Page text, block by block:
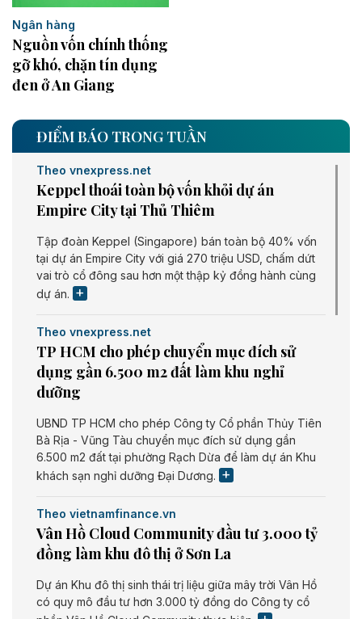
Ngân hàng
Nguồn vốn chính thống
gỡ khó, chặn tín dụng
đen ở An Giang
ĐIỂM BÁO TRONG TUẦN
Theo vnexpress.net
Keppel thoái toàn bộ vốn khỏi dự án
Empire City tại Thủ Thiêm
Tập đoàn Keppel (Singapore) bán toàn bộ 40% vốn
tại dự án Empire City với giá 270 triệu USD, chấm dứt
vai trò cổ đông sau hơn một thập kỷ đồng hành cùng
dự án.
Theo vnexpress.net
TP HCM cho phép chuyển mục đích sử
dụng gần 6.500 m2 đất làm khu nghỉ
dưỡng
UBND TP HCM cho phép Công ty Cổ phần Thủy Tiên
Bà Rịa - Vũng Tàu chuyển mục đích sử dụng gần
6.500 m2 đất tại phường Rạch Dừa để làm dự án Khu
khách sạn nghỉ dưỡng Đại Dương.
Theo vietnamfinance.vn
Vân Hồ Cloud Community đầu tư 3.000 tỷ
đồng làm khu đô thị ở Sơn La
Dự án Khu đô thị sinh thái trị liệu giữa mây trời Vân Hồ
có quy mô đầu tư hơn 3.000 tỷ đồng do Công ty cổ